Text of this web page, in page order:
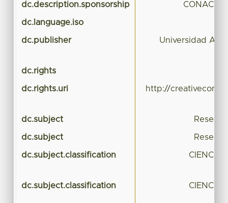
dc.description.sponsorship
dc.language.iso
dc.publisher Universidad
dc.rights
dc.rights.uri http://
dc.subject
dc.subject
dc.subject.classification
dc.subject.classification